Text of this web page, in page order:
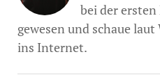
bei der
gewesen und schaue
ins Internet.